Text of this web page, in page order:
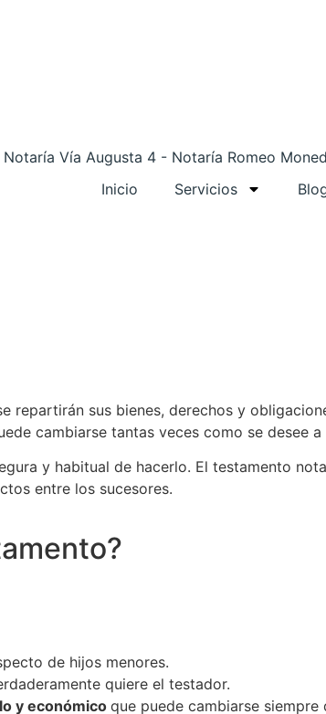
Inicio Servicios
repartirán sus bienes, derechos y
cambiarse tantas veces como se desee
y habitual de hacerlo. El testamento
entre los sucesores.
de hijos menores.
quiere el testador.
y económicoque puede cambiarse siempre